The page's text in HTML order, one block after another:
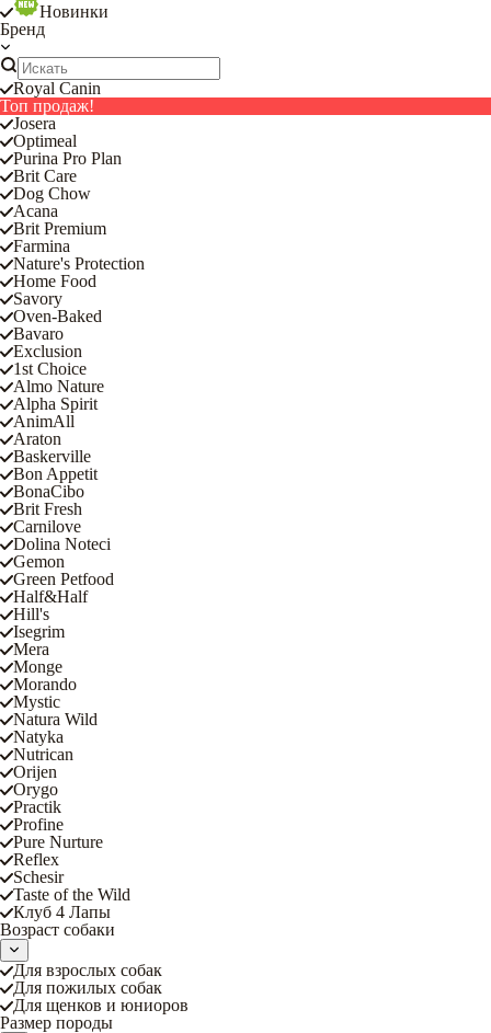
Новинки
Бренд
Royal Canin
Топ продаж!
Josera
Optimeal
Purina Pro Plan
Brit Care
Dog Chow
Acana
Brit Premium
Farmina
Nature's Protection
Home Food
Savory
Oven-Baked
Bavaro
Exclusion
1st Choice
Almo Nature
Alpha Spirit
AnimAll
Araton
Baskerville
Bon Appetit
BonaCibo
Brit Fresh
Carnilove
Dolina Noteci
Gemon
Green Petfood
Half&Half
Hill's
Isegrim
Mera
Monge
Morando
Mystic
Natura Wild
Natyka
Nutrican
Orijen
Orygo
Practik
Profine
Pure Nurture
Reflex
Schesir
Taste of the Wild
Клуб 4 Лапы
Возраст собаки
Для взрослых собак
Для пожилых собак
Для щенков и юниоров
Размер породы